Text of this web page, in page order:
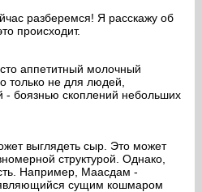
разберемся! Я расскажу об
происходит.
аппетитный молочный
только не для людей,
боязнью скоплений небольших
выглядеть сыр. Это может
структурой. Однако,
Например, Маасдам -
сущим кошмаром